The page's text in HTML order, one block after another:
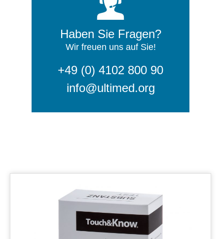
Haben Sie Fragen?
Wir freuen uns auf Sie!
+49 (0) 4102 800 90
info@ultimed.org